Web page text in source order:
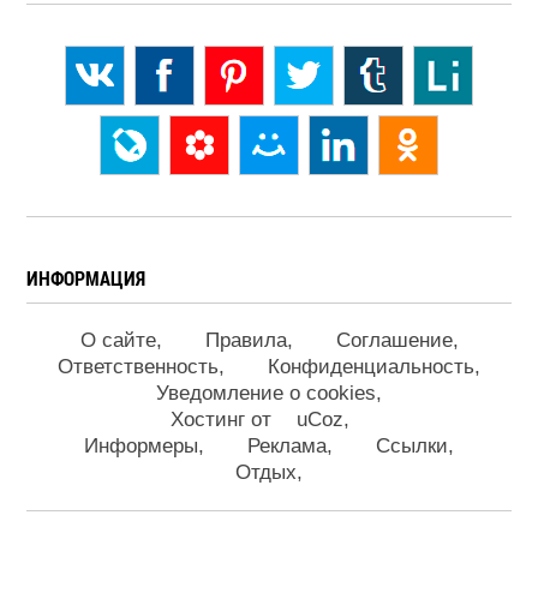
ИНФОРМАЦИЯ
О сайте Правила
Соглашение
Ответственность
Конфиденциальность
Уведомление о cookies
Хостинг от
uCoz
Информеры
Реклама
Ссылки
Отдых